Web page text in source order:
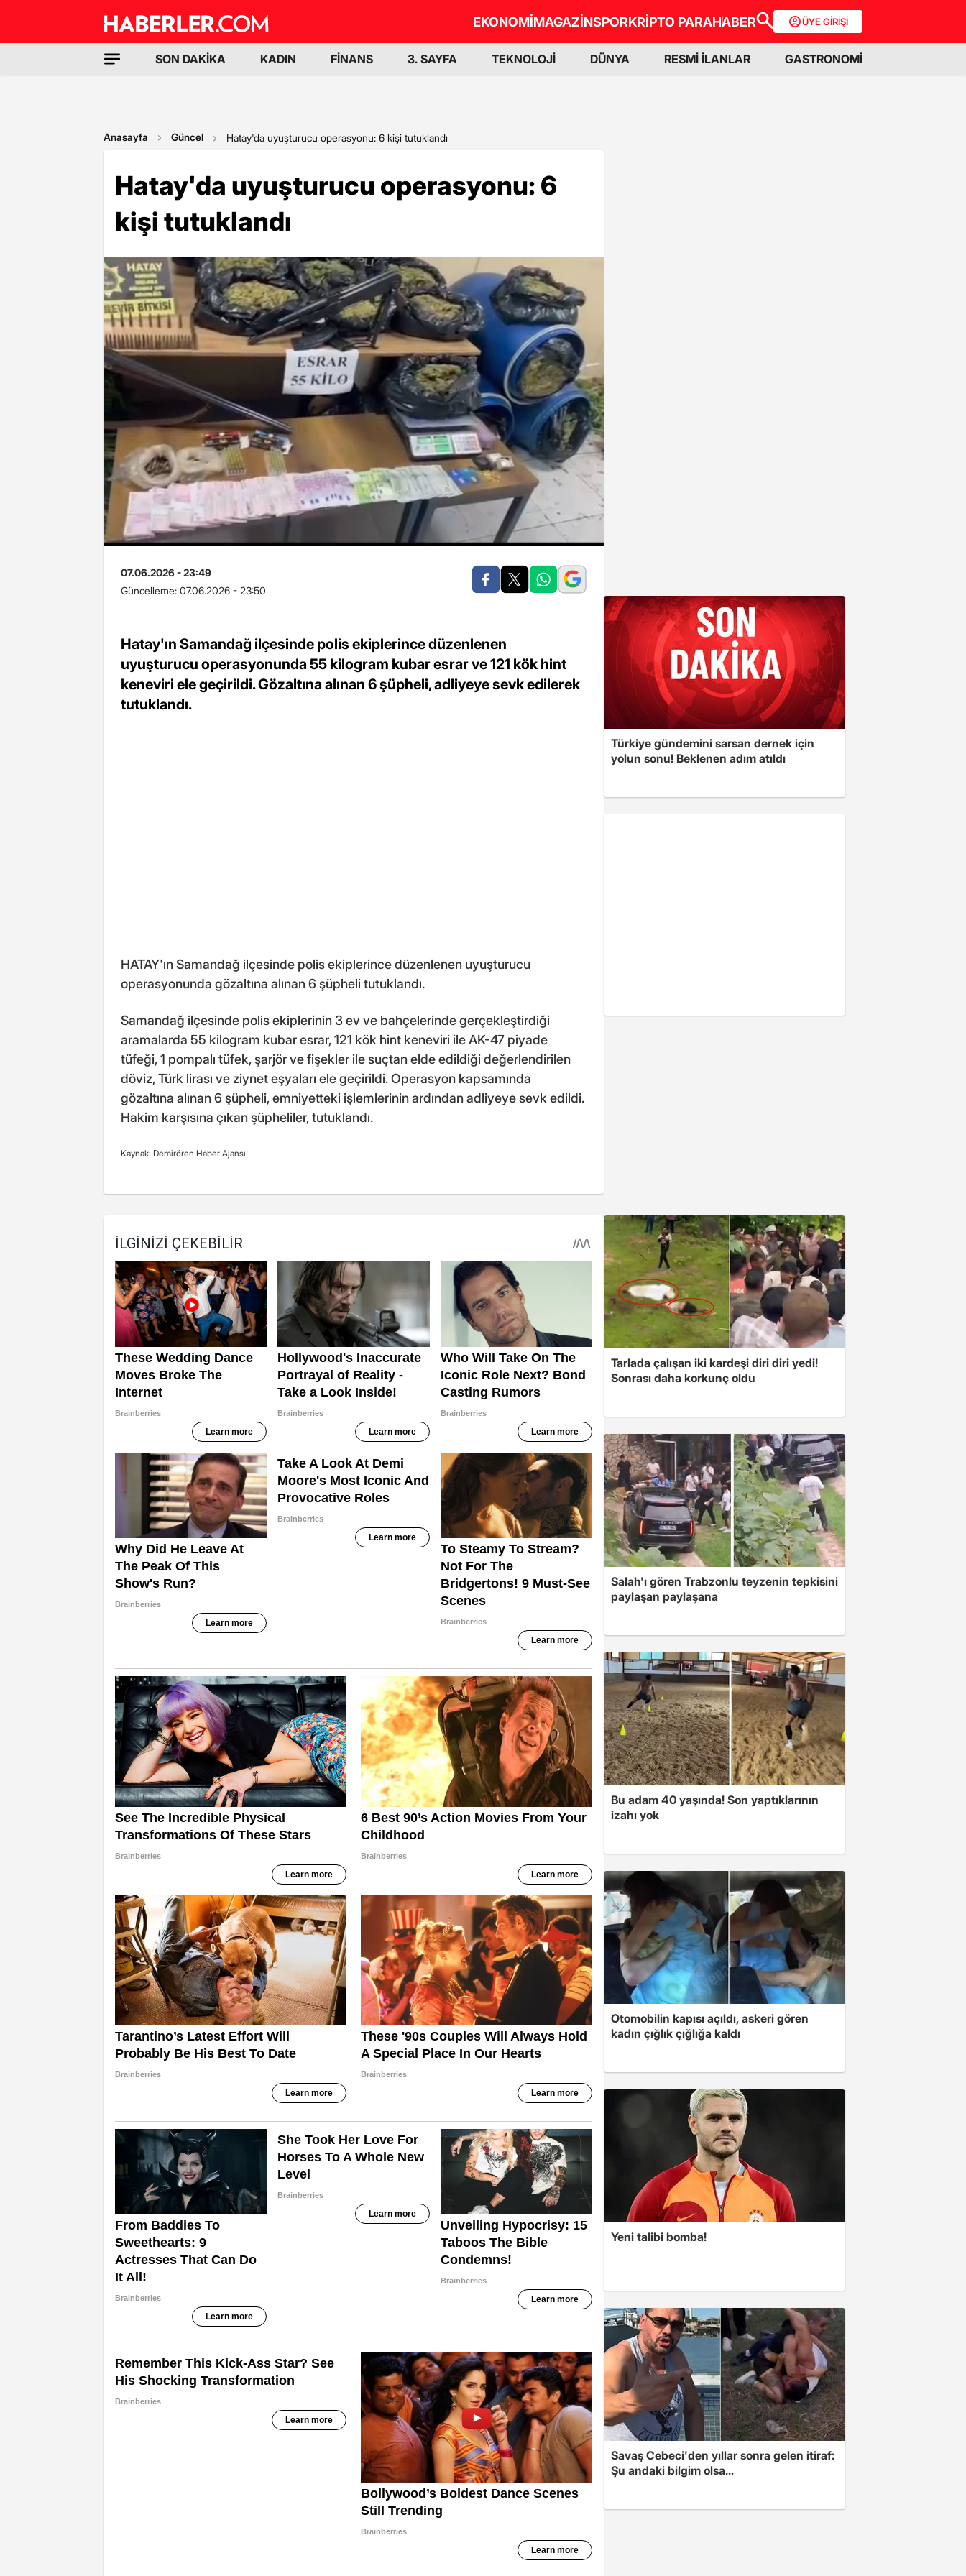
EKONOMİMAGAZİNSPORKRİPTO PARAHABER ÜYE GİRİŞİ
SON DAKİKA KADIN FİNANS 3. SAYFA TEKNOLOJİ DÜNYA RESMİ İLANLAR GASTRONOMİ
Anasayfa Güncel Hatay'da uyuşturucu operasyonu: 6 kişi tutuklandı
Hatay'da uyuşturucu operasyonu: 6
kişi tutuklandı
07.06.2026 - 23:49
Güncelleme: 07.06.2026 - 23:50
Hatay'ın Samandağ ilçesinde polis ekiplerince düzenlenen
uyuşturucu operasyonunda 55 kilogram kubar esrar ve 121 kök hint
keneviri ele geçirildi. Gözaltına alınan 6 şüpheli, adliyeye sevk edilerek
tutuklandı.
HATAY'ın Samandağ ilçesinde polis ekiplerince düzenlenen uyuşturucu
operasyonunda gözaltına alınan 6 şüpheli tutuklandı.
Samandağ ilçesinde polis ekiplerinin 3 ev ve bahçelerinde gerçekleştirdiği
aramalarda 55 kilogram kubar esrar, 121 kök hint keneviri ile AK-47 piyade
tüfeği, 1 pompalı tüfek, şarjör ve fişekler ile suçtan elde edildiği değerlendirilen
döviz, Türk lirası ve ziynet eşyaları ele geçirildi. Operasyon kapsamında
gözaltına alınan 6 şüpheli, emniyetteki işlemlerinin ardından adliyeye sevk edildi.
Hakim karşısına çıkan şüpheliler, tutuklandı.
Kaynak: Demirören Haber Ajansı
Türkiye gündemini sarsan dernek için
yolun sonu! Beklenen adım atıldı
Tarlada çalışan iki kardeşi diri diri yedi!
Sonrası daha korkunç oldu
Salah'ı gören Trabzonlu teyzenin tepkisini
paylaşan paylaşana
Bu adam 40 yaşında! Son yaptıklarının
izahı yok
Otomobilin kapısı açıldı, askeri gören
kadın çığlık çığlığa kaldı
Yeni talibi bomba!
Savaş Cebeci'den yıllar sonra gelen itiraf:
Şu andaki bilgim olsa...